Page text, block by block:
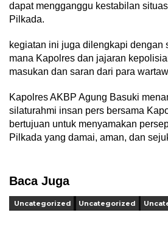
dapat mengganggu kestabilan
Pilkada.
kegiatan ini juga dilengkapi dengan
mana Kapolres dan jajaran
masukan dan saran dari para
Kapolres AKBP Agung Basuki
silaturahmi insan pers bersama
bertujuan untuk menyamakan
Pilkada yang damai, aman, dan
Baca Juga
Uncategorized Uncategorized